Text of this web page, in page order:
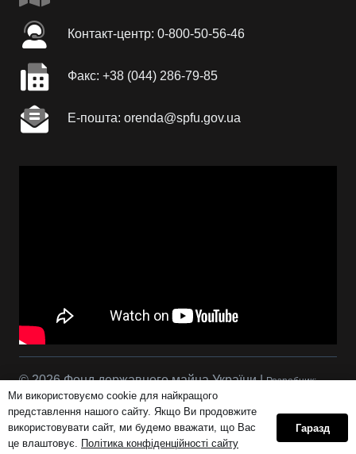
Контакт-центр: 0-800-50-56-46
Факc: +38 (044) 286-79-85
Е-пошта: orenda@spfu.gov.ua
© 2026 Фонд державного майна України |Розробник:
Сова Р.С.
Політика конфіденційності сайту orenda.gov.ua
Ми використовуємо cookie для найкращого
представлення нашого сайту. Якщо Ви продовжите
використовувати сайт, ми будемо вважати, що Вас
це влаштовує. Політика конфіденційності сайту
Гаразд